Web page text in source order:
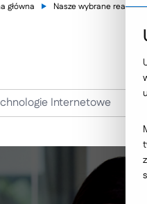
główna Nasze wybrane
Internetowe